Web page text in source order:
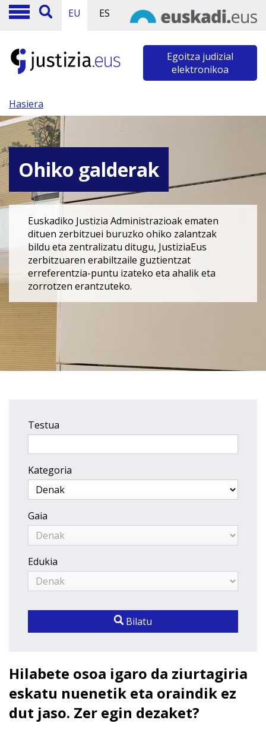
EU ES
Egoitza judizial
elektronikoa
Hasiera
Ohiko galderak
Euskadiko Justizia Administrazioak ematen
dituen zerbitzuei buruzko ohiko zalantzak
bildu eta zentralizatu ditugu, JustiziaEus
zerbitzuaren erabiltzaile guztientzat
erreferentzia-puntu izateko eta ahalik eta
zorrotzen erantzuteko.
Testua
Kategoria
Gaia
Edukia
Bilatu
Hilabete osoa igaro da ziurtagiria
eskatu nuenetik eta oraindik ez
dut jaso. Zer egin dezaket?